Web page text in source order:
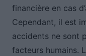
financière en cas
Cependant, il est
accidents ne sont
facteurs humains.